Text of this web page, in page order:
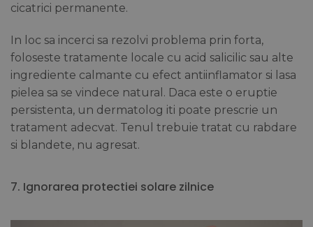
cicatrici permanente.
In loc sa incerci sa rezolvi problema prin forta,
foloseste tratamente locale cu acid salicilic sau alte
ingrediente calmante cu efect antiinflamator si lasa
pielea sa se vindece natural. Daca este o eruptie
persistenta, un dermatolog iti poate prescrie un
tratament adecvat. Tenul trebuie tratat cu rabdare
si blandete, nu agresat.
7. Ignorarea protectiei solare zilnice